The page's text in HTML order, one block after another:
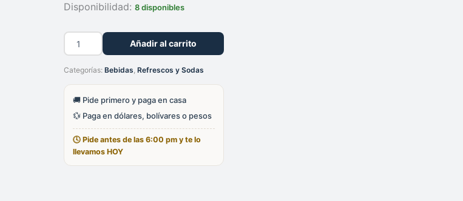
Disponibilidad: 8 disponibles
Fanta
Toronja
2L
cantidad
Añadir al carrito
Categorías: Bebidas, Refrescos y Sodas
🚚 Pide primero y paga en casa
💱 Paga en dólares, bolívares o pesos
🕓 Pide antes de las 6:00 pm y te lo
llevamos HOY